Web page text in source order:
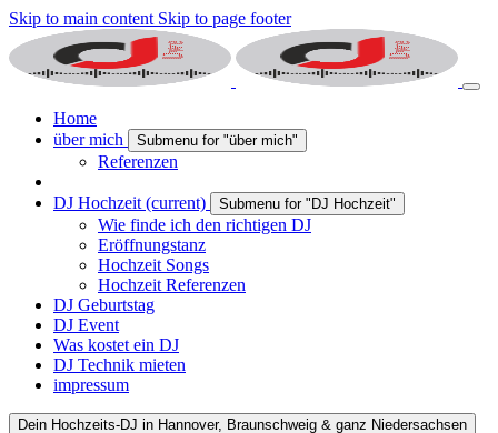
Skip to main content Skip to page footer
Home
über mich
Submenu for "über mich"
Referenzen
DJ Hochzeit (current) Submenu for "DJ Hochzeit"
Wie finde ich den richtigen DJ
Eröffnungstanz
Hochzeit Songs
Hochzeit Referenzen
DJ Geburtstag
DJ Event
Was kostet ein DJ
DJ Technik mieten
impressum
Dein Hochzeits-DJ in Hannover, Braunschweig & ganz Niedersachsen